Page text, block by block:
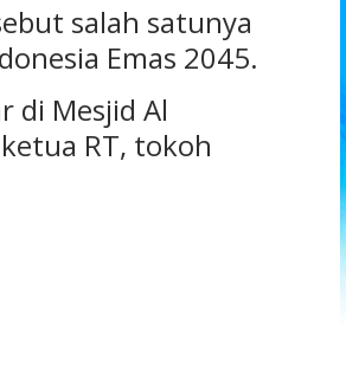
salah satunya
Emas 2045.
di Mesjid Al
RT, tokoh